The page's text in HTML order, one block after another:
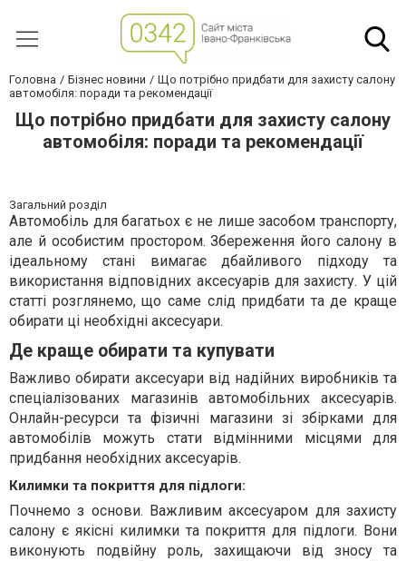
Головна Бізнес новини
Що потрібно придбати для захисту салону
автомобіля: поради та рекомендації
Що потрібно придбати для захисту салону
автомобіля: поради та рекомендації
Загальний розділ
Автомобіль для багатьох є не лише засобом транспорту,
але й особистим простором. Збереження його салону в
ідеальному стані вимагає дбайливого підходу та
використання відповідних аксесуарів для захисту. У цій
статті розглянемо, що саме слід придбати та де краще
обирати ці необхідні аксесуари.
Де краще обирати та купувати
Важливо обирати аксесуари від надійних виробників та
спеціалізованих магазинів автомобільних аксесуарів.
Онлайн-ресурси та фізичні магазини зі збірками для
автомобілів можуть стати відмінними місцями для
придбання необхідних аксесуарів.
Килимки та покриття для підлоги:
Почнемо з основи. Важливим аксесуаром для захисту
салону є якісні килимки та покриття для підлоги. Вони
виконують подвійну роль, захищаючи від зносу та